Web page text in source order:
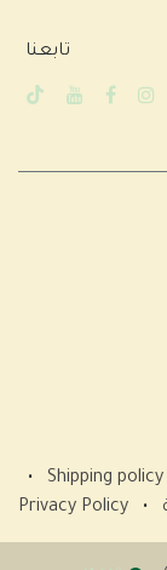
تابعنا
Shipping policy
•
•
Privacy Policy